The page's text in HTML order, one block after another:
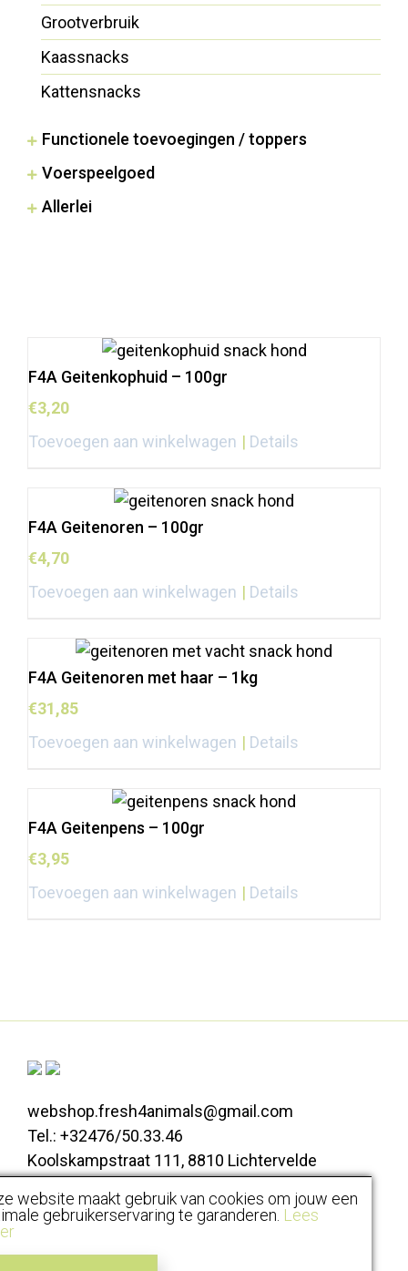
F4A Geitenkophuid – 100gr
€3,20
Toevoegen aan winkelwagen
Details
F4A Geitenoren – 100gr
€4,70
Toevoegen aan winkelwagen
Details
F4A Geitenoren met haar – 1kg
€31,85
Toevoegen aan winkelwagen
Details
F4A Geitenpens – 100gr
€3,95
Toevoegen aan winkelwagen
Details
Grootverbruik
Kaassnacks
Kattensnacks
Functionele toevoegingen / toppers
Voerspeelgoed
Allerlei
webshop.fresh4animals@gmail.com
Tel.: +32476/50.33.46
Koolskampstraat 111, 8810 Lichtervelde
Alle prijzen zijn inclusief BTW |
website maakt gebruik van cookies om jouw een
gebruikerservaring te garanderen. Lees